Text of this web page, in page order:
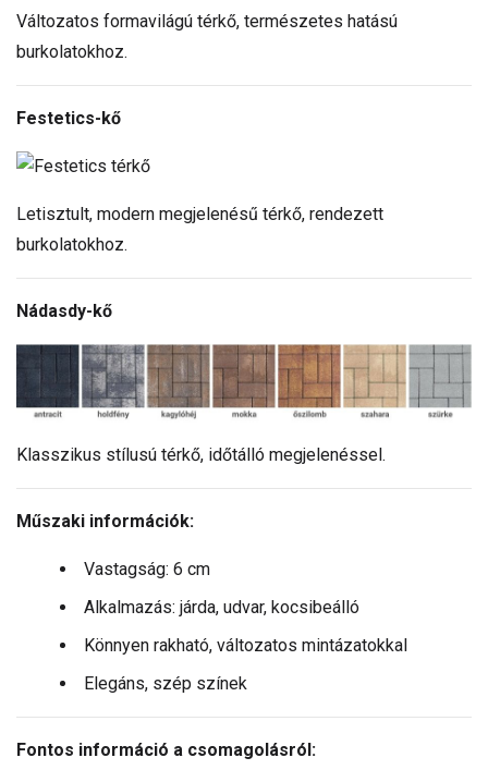
Változatos formavilágú térkő, természetes hatású
burkolatokhoz.
Festetics-kő
Letisztult, modern megjelenésű térkő, rendezett
burkolatokhoz.
Nádasdy-kő
Klasszikus stílusú térkő, időtálló megjelenéssel.
Műszaki információk:
Vastagság: 6 cm
Alkalmazás: járda, udvar, kocsibeálló
Könnyen rakható, változatos mintázatokkal
Elegáns, szép színek
Fontos információ a csomagolásról: